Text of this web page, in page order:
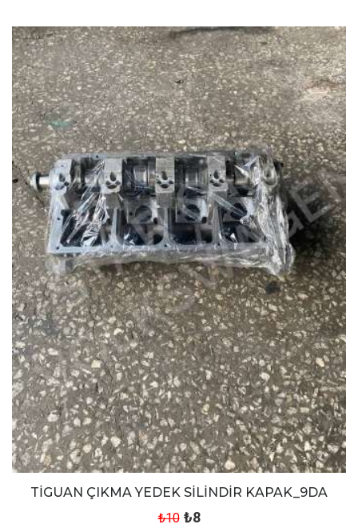
TİGUAN ÇIKMA YEDEK SİLİNDİR KAPAK_9DA
₺10 ₺8